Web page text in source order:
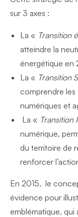
sur 3 axes :
La « Transition
atteindre la
énergétique en
La « Transition
comprendre
numériques et
La « Transition
numérique,
du territoire de
renforcer
En 2015, le
évidence pour
emblématique, qui